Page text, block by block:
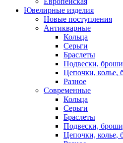
Ювелирные изделия
Новые поступления
Антикварные
Кольца
Серьги
Браслеты
Подвески,
Цепочки, колье,
Разное
Современные
Кольца
Серьги
Браслеты
Подвески,
Цепочки, колье,